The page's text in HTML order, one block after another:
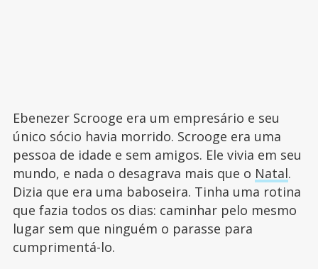
Ebenezer Scrooge era um empresário e seu
único sócio havia morrido. Scrooge era uma
pessoa de idade e sem amigos. Ele vivia em seu
mundo, e nada o desagrava mais que o Natal.
Dizia que era uma baboseira. Tinha uma rotina
que fazia todos os dias: caminhar pelo mesmo
lugar sem que ninguém o parasse para
cumprimentá-lo.